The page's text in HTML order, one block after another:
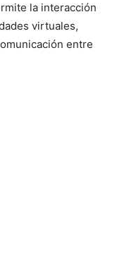
la interacción
virtuales,
entre